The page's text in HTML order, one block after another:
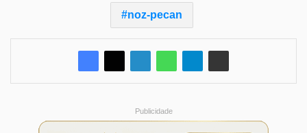
noz-pecan
Publicidade